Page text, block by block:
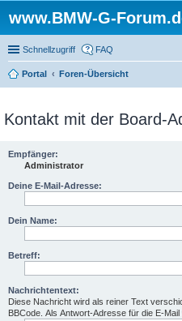
www.BMW-G-
Schnellzugriff FAQ
Portal
Foren-Übersicht
Kontakt mit der Board-
Empfänger:
Administrator
Deine E-Mail-Adresse:
Dein Name:
Betreff:
Nachrichtentext:
Diese Nachricht wird als reiner Text
BBCode. Als Antwort-Adresse für die E-